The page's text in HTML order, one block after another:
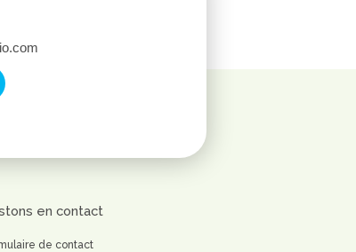
en contact
de contact